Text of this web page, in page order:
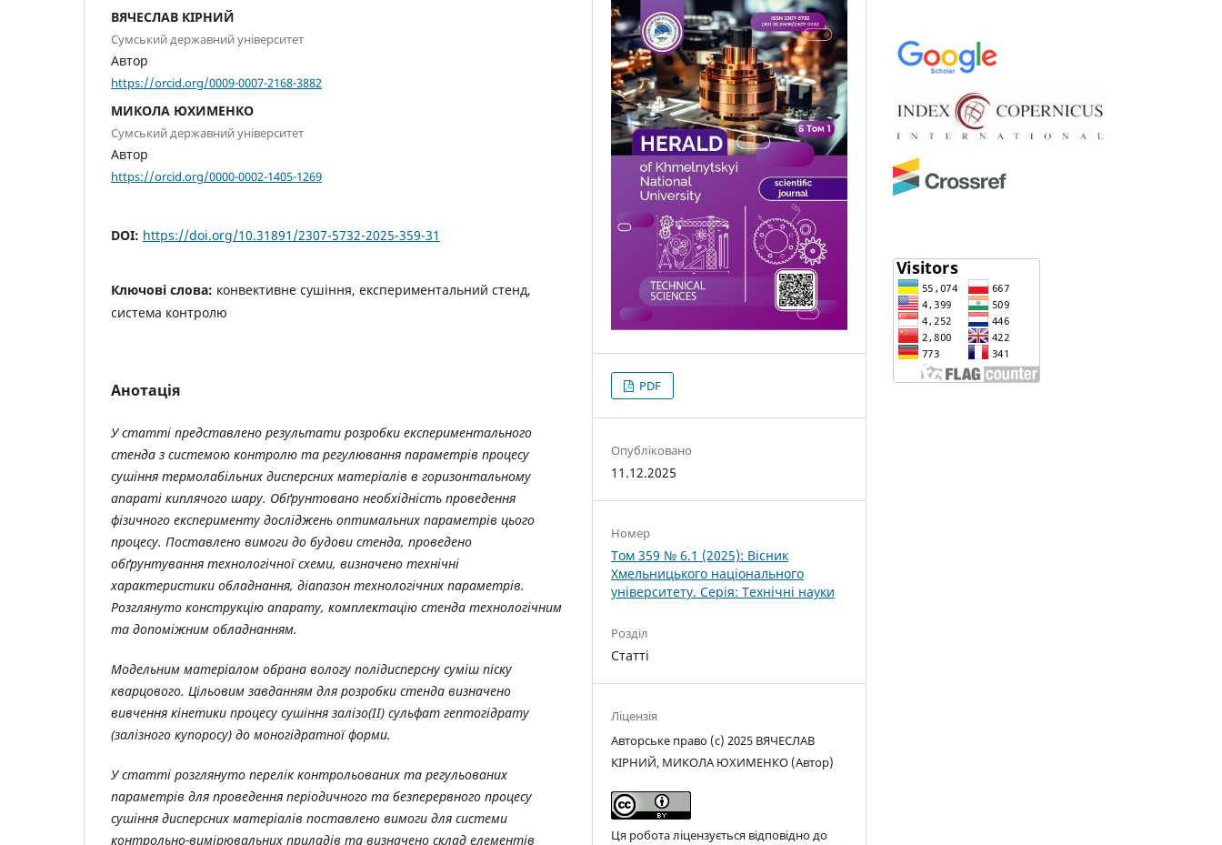
ВЯЧЕСЛАВ КІРНИЙ
Сумський державний університет
Автор
https://orcid.org/0009-0007-2168-3882
МИКОЛА ЮХИМЕНКО
Сумський державний університет
Автор
https://orcid.org/0000-0002-1405-1269
DOI: https://doi.org/10.31891/2307-5732-2025-359-31
Ключові слова: конвективне сушіння, експериментальний стенд,
система контролю
Анотація
У статті представлено результати розробки експериментального
стенда з системою контролю та регулювання параметрів процесу
сушіння термолабільних дисперсних матеріалів в горизонтальному
апараті киплячого шару. Обґрунтовано необхідність проведення
фізичного експерименту досліджень оптимальних параметрів цього
процесу. Поставлено вимоги до будови стенда, проведено
обґрунтування технологічної схеми, визначено технічні
характеристики обладнання, діапазон технологічних параметрів.
Розглянуто конструкцію апарату, комплектацію стенда технологічним
та допоміжним обладнанням.
Модельним матеріалом обрана вологу полідисперсну суміш піску
кварцового. Цільовим завданням для розробки стенда визначено
вивчення кінетики процесу сушіння залізо(II) сульфат гептогідрату
(залізного купоросу) до моногідратної форми.
У статті розглянуто перелік контрольованих та регульованих
параметрів для проведення періодичного та безперервного процесу
сушіння дисперсних матеріалів поставлено вимоги для системи
контрольно-вимірювальних приладів та визначено склад елементів
PDF
Опубліковано
11.12.2025
Номер
Том 359 № 6.1 (2025): Вісник
Хмельницького національного
університету. Серія: Технічні науки
Розділ
Статті
Ліцензія
Авторське право (c) 2025 ВЯЧЕСЛАВ
КІРНИЙ, МИКОЛА ЮХИМЕНКО (Автор)
Ця робота ліцензується відповідно до